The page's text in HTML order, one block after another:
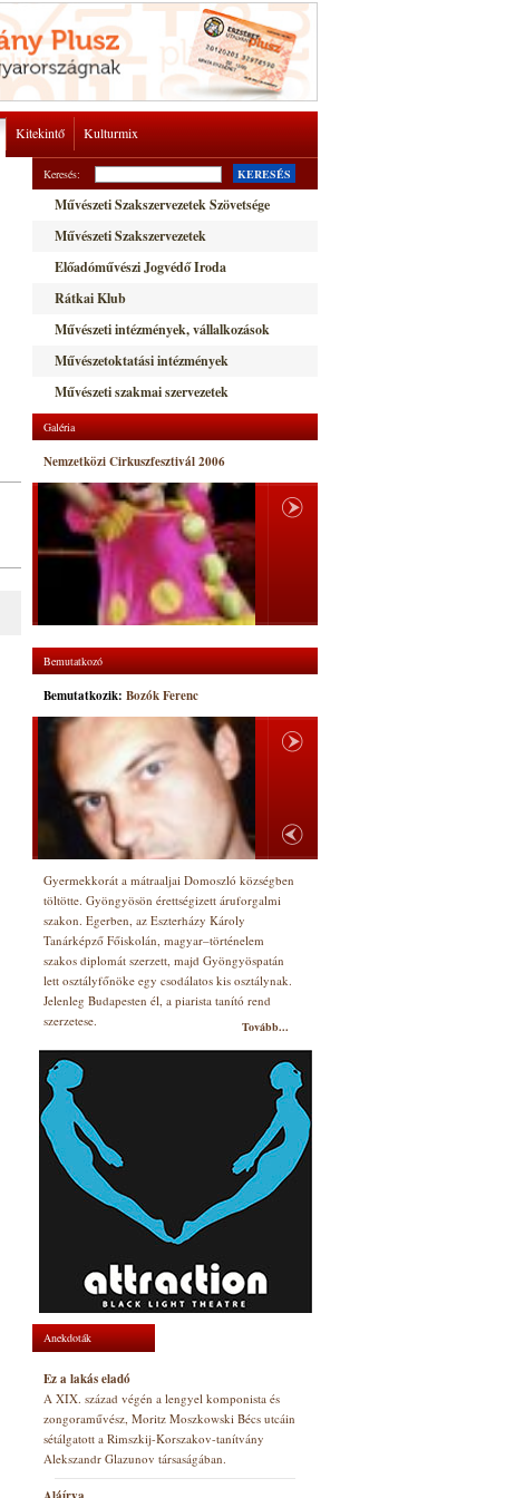
Kitekintő Kulturmix
Keresés: KERESÉS
Művészeti Szakszervezetek Szövetsége
Művészeti Szakszervezetek
Előadóművészi Jogvédő Iroda
Rátkai Klub
Művészeti intézmények, vállalkozások
Művészetoktatási intézmények
Művészeti szakmai szervezetek
Galéria
Nemzetközi Cirkuszfesztivál 2006
Bemutatkozó
Bemutatkozik: Bozók Ferenc
Gyermekkorát a mátraaljai Domoszló községben
töltötte. Gyöngyösön érettségizett áruforgalmi
szakon. Egerben, az Eszterházy Károly
Tanárképző Főiskolán, magyar–történelem
szakos diplomát szerzett, majd Gyöngyöspatán
lett osztályfőnöke egy csodálatos kis osztálynak.
Jelenleg Budapesten él, a piarista tanító rend
szerzetese.
Tovább...
Anekdoták
Ez a lakás eladó
A XIX. század végén a lengyel komponista és
zongoraművész, Moritz Moszkowski Bécs utcáin
sétálgatott a Rimszkij-Korszakov-tanítvány
Alekszandr Glazunov társaságában.